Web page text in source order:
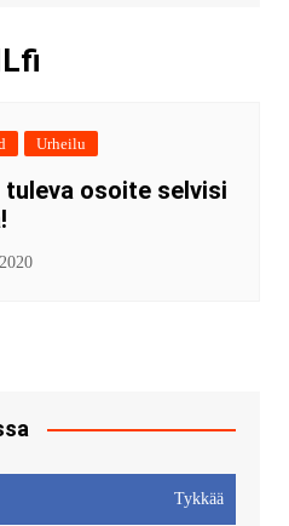
Urheilu
tuleva osoite selvisi
Tykkää